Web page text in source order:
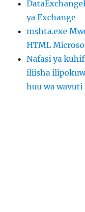
ya Exchange
mshta.exe
HTML
Nafasi ya
iliisha
huu wa wavuti